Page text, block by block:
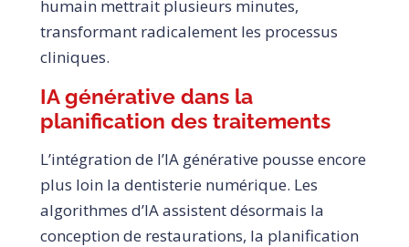
humain mettrait plusieurs minutes,
transformant radicalement les processus
cliniques.
IA générative dans la
planification des traitements
L’intégration de l’IA générative pousse encore
plus loin la dentisterie numérique. Les
algorithmes d’IA assistent désormais la
conception de restaurations, la planification